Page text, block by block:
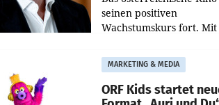
seinen positiven
Wachstumskurs fort.
und Besucher höheren
Nettoreichweite im ersten
Halbjahr 2026
MARKETING & MEDIA
ORF Kids startet